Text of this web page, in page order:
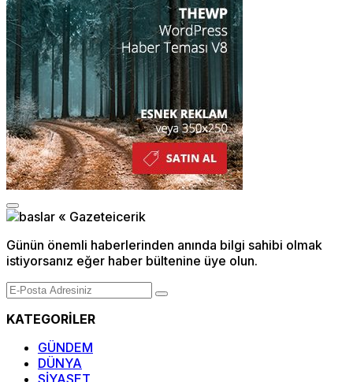
Günün önemli haberlerinden anında bilgi sahibi olmak
istiyorsanız eğer haber bültenine üye olun.
KATEGORİLER
GÜNDEM
DÜNYA